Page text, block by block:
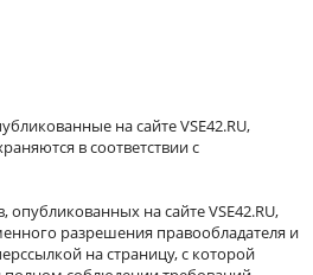
на сайте VSE42.RU,
в соответствии с
на сайте VSE42.RU,
разрешения правообладателя и
на страницу, с которой